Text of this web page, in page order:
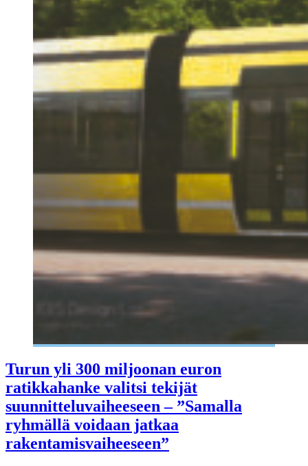
Turun yli 300 miljoonan euron
ratikkahanke valitsi tekijät
suunnitteluvaiheeseen – ”Samalla
ryhmällä voidaan jatkaa
rakentamisvaiheeseen”